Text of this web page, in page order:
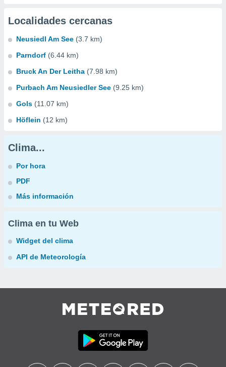
Localidades cercanas
Neusiedl Am See (3.7 km)
Parndorf (6.44 km)
Bruck An Der Leitha (7.98 km)
Purbach Am Neusiedler See (9.25 km)
Gols (11.07 km)
Höflein (12 km)
Clima...
Por hora
PDF
Más información
Clima en tu Web
Widget del clima
API de Meteorología